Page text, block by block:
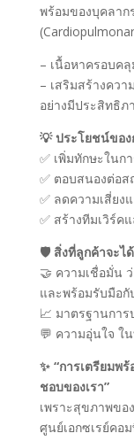
พร้อมของบุคลาก
– เนื้อหาครอบค
– เสริมสร้างคว
อย่างมีประสิทธิภ
💡 ประโยชน์ของ
✅ เพิ่มทักษะใน
✅ ตอบสนองต่อส
✅ ลดความเสี่ยง
✅ สร้างทีมเวิร์ค
🛡️ สิ่งที่ลูกค้าจะไ
🤝 ความเชื่อมั่น
และพร้อมรับมือ
📈 มาตรฐานกา
💬 ความอุ่นใจ ใ
✨ “การเตรียมพ
ชอบของเรา”
เพราะสุขภาพข
ศูนย์เอกซเรย์คอ